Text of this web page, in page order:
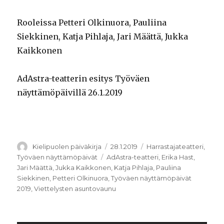
Rooleissa Petteri Olkinuora, Pauliina
Siekkinen, Katja Pihlaja, Jari Määttä, Jukka
Kaikkonen
AdAstra-teatterin esitys Työväen
näyttämöpäivillä 26.1.2019
Kirjoittaja
Kielipuolen päiväkirja Julkaistu
28.1.2019 Kategoriat
Harrastajateatteri
Työväen näyttämöpäivät
Avainsanat
AdAstra-teatteri Erika Hast
Jari Määttä ,Jukka Kaikkonen Katja Pihlaja Pauliina
Siekkinen Petteri Olkinuora ,Työväen näyttämöpäivät
2019 ,Viettelysten asuntovaunu